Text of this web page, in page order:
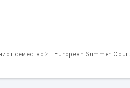
семестар
European Summer